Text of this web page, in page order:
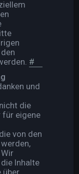
#
und
die
für eigene
von den
Inhalte
über